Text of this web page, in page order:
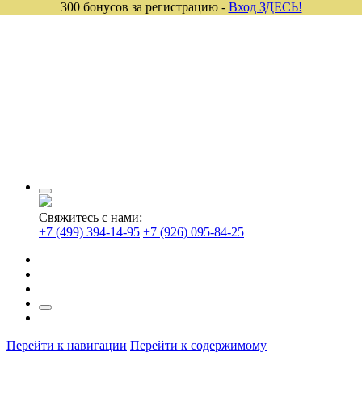
Свяжитесь с нами:
+7 (499) 394-14-95 +7 (926) 095-84-25
Перейти к навигации Перейти к содержимому
300 бонусов за регистрацию - Вход ЗДЕСЬ!